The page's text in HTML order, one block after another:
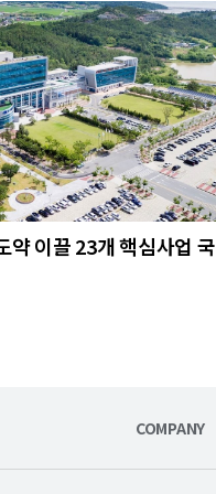
약 이끌 23개 핵심사업 국
COMPANY